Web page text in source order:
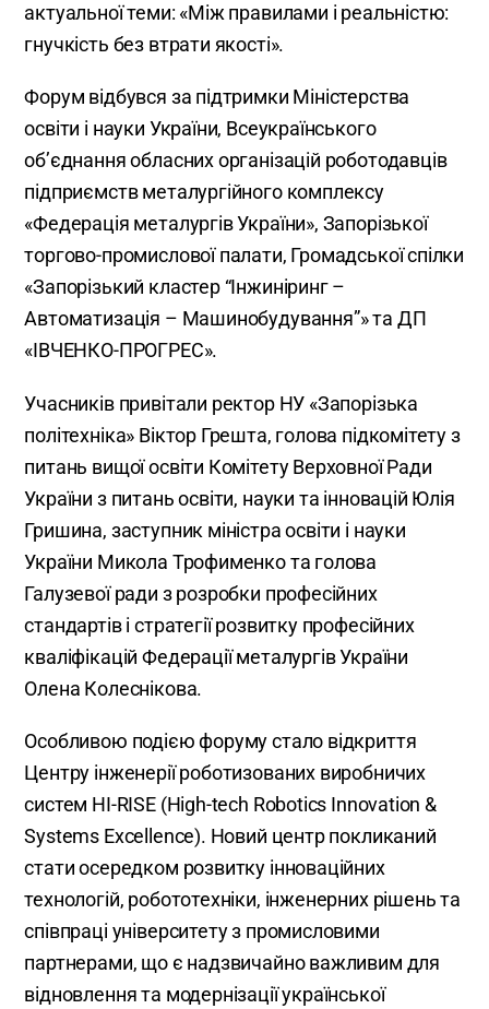
актуальної теми: «Між правилами і реальністю:
гнучкість без втрати якості».
Форум відбувся за підтримки Міністерства
освіти і науки України, Всеукраїнського
об’єднання обласних організацій роботодавців
підприємств металургійного комплексу
«Федерація металургів України», Запорізької
торгово-промислової палати, Громадської спілки
«Запорізький кластер “Інжиніринг –
Автоматизація – Машинобудування”» та ДП
«ІВЧЕНКО-ПРОГРЕС».
Учасників привітали ректор НУ «Запорізька
політехніка» Віктор Грешта, голова підкомітету з
питань вищої освіти Комітету Верховної Ради
України з питань освіти, науки та інновацій Юлія
Гришина, заступник міністра освіти і науки
України Микола Трофименко та голова
Галузевої ради з розробки професійних
стандартів і стратегії розвитку професійних
кваліфікацій Федерації металургів України
Олена Колеснікова.
Особливою подією форуму стало відкриття
Центру інженерії роботизованих виробничих
систем HI-RISE (High-tech Robotics Innovation &
Systems Excellence). Новий центр покликаний
стати осередком розвитку інноваційних
технологій, робототехніки, інженерних рішень та
співпраці університету з промисловими
партнерами, що є надзвичайно важливим для
відновлення та модернізації української